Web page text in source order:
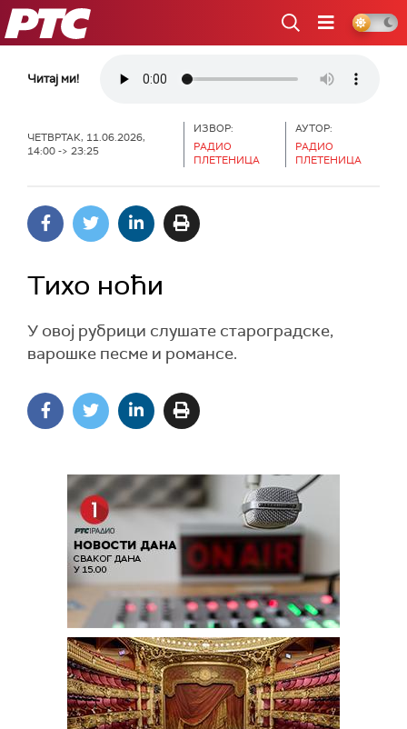
РТС
Читај ми!
ЧЕТВРТАК, 11.06.2026,
14:00 -> 23:25
ИЗВОР:
РАДИО
ПЛЕТЕНИЦА
АУТОР:
РАДИО
ПЛЕТЕНИЦА
Тихо ноћи
У овој рубрици слушате староградске,
варошке песме и романсе.